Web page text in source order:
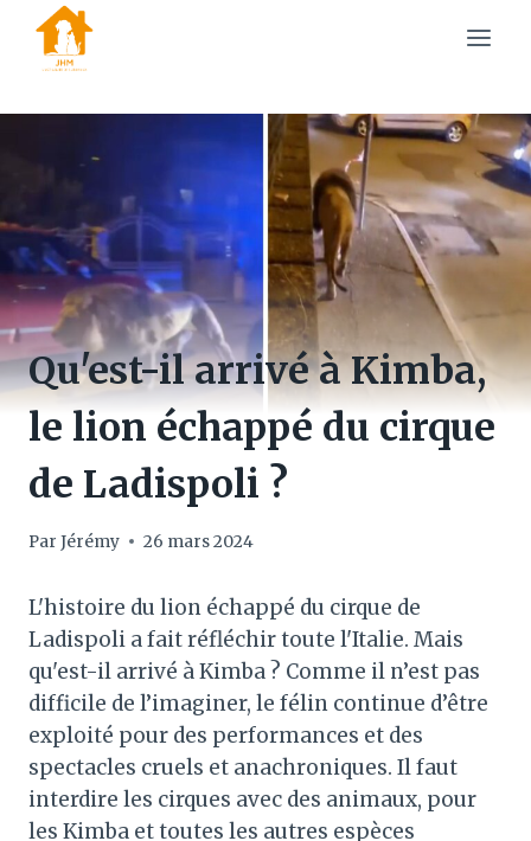
content
Qu'est-il arrivé à Kimba,
le lion échappé du cirque
de Ladispoli ?
Par Jérémy 26 mars 2024
L'histoire du lion échappé du cirque de
Ladispoli a fait réfléchir toute l'Italie. Mais
qu'est-il arrivé à Kimba ? Comme il n’est pas
difficile de l’imaginer, le félin continue d’être
exploité pour des performances et des
spectacles cruels et anachroniques. Il faut
interdire les cirques avec des animaux, pour
les Kimba et toutes les autres espèces